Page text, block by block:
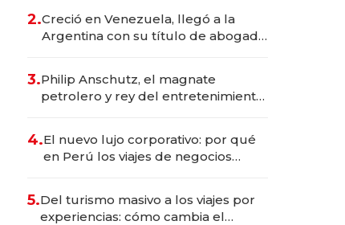
2.Creció en Venezuela, llegó a la
Argentina con su título de abogado
marcas "fast premium"
3.Philip Anschutz, el magnate
petrolero y rey del entretenimiento
4.El nuevo lujo corporativo: por qué
en Perú los viajes de negocios
transformadoras
5.Del turismo masivo a los viajes por
experiencias: cómo cambia el